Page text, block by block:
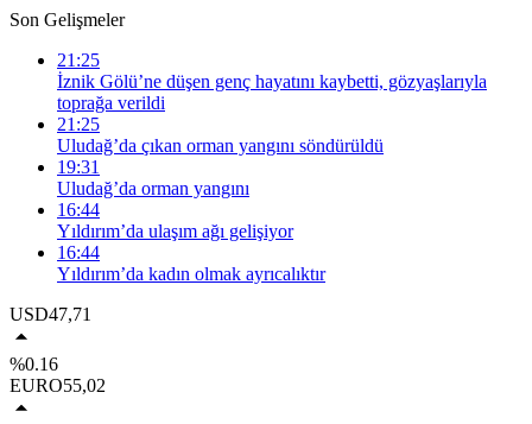
Son Gelişmeler
21:25
İznik Gölü’ne düşen genç hayatını kaybetti, gözyaşlarıyla
toprağa verildi
21:25
Uludağ’da çıkan orman yangını söndürüldü
19:31
Uludağ’da orman yangını
16:44
Yıldırım’da ulaşım ağı gelişiyor
16:44
Yıldırım’da kadın olmak ayrıcalıktır
USD47,71
%0.16
EURO55,02